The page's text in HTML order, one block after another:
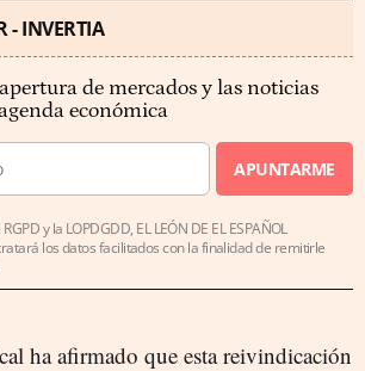
- INVERTIA
de mercados y las noticias
económica
APUNTARME
y la LOPDGDD, EL LEÓN DE EL ESPAÑOL
tratará los datos facilitados con la finalidad de remitirle
ha afirmado que esta reivindicación